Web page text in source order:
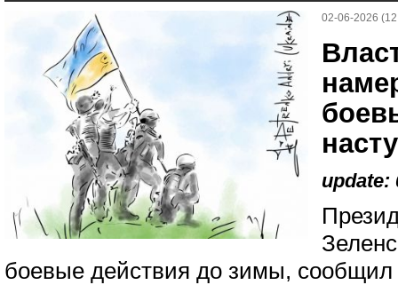
02-06-2026
update:
боевые действия до зимы, сообщил